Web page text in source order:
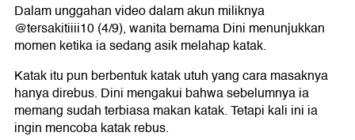
Dalam unggahan video dalam akun miliknya
@tersakitiiii10 (4/9), wanita bernama Dini menunjukkan
momen ketika ia sedang asik melahap katak.
Katak itu pun berbentuk katak utuh yang cara masaknya
hanya direbus. Dini mengakui bahwa sebelumnya ia
memang sudah terbiasa makan katak. Tetapi kali ini ia
ingin mencoba katak rebus.